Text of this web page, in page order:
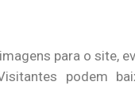
para o site,
podem